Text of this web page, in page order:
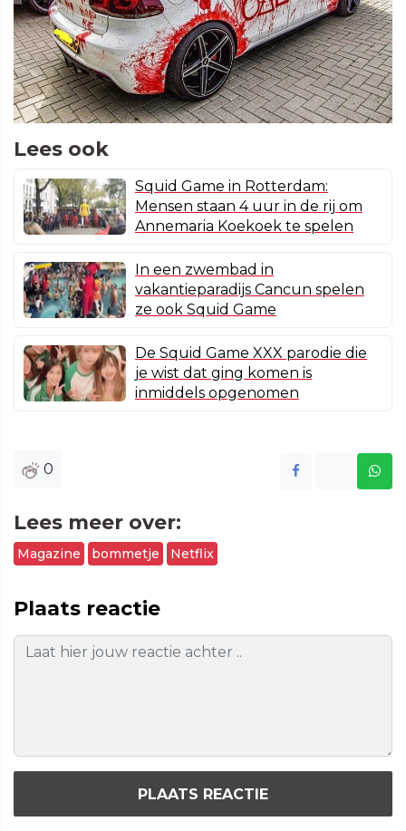
Lees ook
Squid Game in Rotterdam:
Mensen staan 4 uur in de rij om
Annemaria Koekoek te spelen
In een zwembad in
vakantieparadijs Cancun spelen
ze ook Squid Game
De Squid Game XXX parodie die
je wist dat ging komen is
inmiddels opgenomen
0
Lees meer over:
Magazine bommetje Netflix
Plaats reactie
PLAATS REACTIE